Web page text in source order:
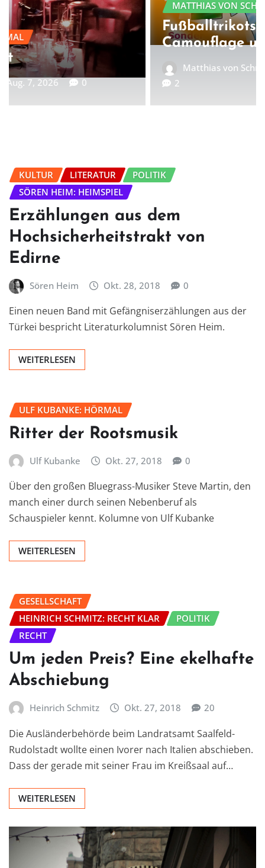
MATTHIAS VON SCHRAMM: IN MEINER WELT
Fußballtrikots zwischen
Camouflage und Ranglisten
Matthias von Schramm
Aug. 6, 2026
2
KULTUR LITERATUR
POLITIK
SÖREN HEIM: HEIMSPIEL
Erzählungen aus dem
Hochsicherheitstrakt von
Edirne
Sören Heim Okt. 28, 2018 0
Einen neuen Band mit Gefängniserzählungen aus der
Türkei bespricht Literaturkolumnist Sören Heim.
WEITERLESEN
ULF KUBANKE: HÖRMAL
Ritter der Rootsmusik
Ulf Kubanke Okt. 27, 2018 0
Über den großen Bluegrass-Musiker Steve Martin, den
manch einer durch seinen Nebenberuf als
Schauspieler kennt. Kolumne von Ulf Kubanke
WEITERLESEN
GESELLSCHAFT
HEINRICH SCHMITZ: RECHT KLAR
POLITIK
RECHT
Um jeden Preis? Eine ekelhafte
Abschiebung
Heinrich Schmitz Okt. 27, 2018 20
Die Ausländerbehörde beim Landratsamt Saalfeld-
Rudolstadt wollte einen Ivorer nach Italien abschieben.
Dass der gerade mit seiner Frau im Kreißsaal auf…
WEITERLESEN